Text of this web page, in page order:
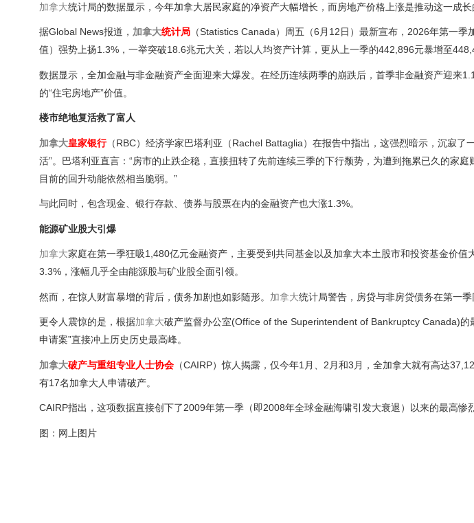
加拿大统计局的数据显示，今年加拿大居民家庭的净资产大幅增长，而房地产价格上涨是推动这一成长
据Global News报道， 加拿大统计局 （Statistics Canada）周五（6月12日）最新宣布，2026年第一
值）强势上扬1.3%，一举突破18.6兆元大关，若以人均资产计算，更从上一季的442,896元暴增至
数据显示，全加金融与非金融资产全面迎来大爆发。在经历连续两季的崩跌后，首季非金融资产迎来
的“住宅房地产”价值。
楼市绝地复活救了富人
加拿大皇家银行（RBC）经济学家巴塔利亚（Rachel Battaglia）在报告中指出，这强烈暗示，沉寂了
活”。巴塔利亚直言：“房市的止跌企稳，直接扭转了先前连续三季的下行颓势，为遭到拖累已久的家
目前的回升动能依然相当脆弱。”
与此同时，包含现金、银行存款、债券与股票在内的金融资产也大涨1.3%。
能源矿业股大引爆
加拿大家庭在第一季狂吸1,480亿元金融资产，主要受到共同基金以及加拿大本土股市和投资基金价值
3.3%，涨幅几乎全由能源股与矿业股全面引领。
然而，在惊人财富暴增的背后，债务加剧也如影随形。 加拿大统计局警告，房贷与非房贷债务在第一季
更令人震惊的是，根据加拿大破产监督办公室(Office of the Superintendent of Bankruptcy Canada)的
申请案”直接冲上历史历史最高峰。
加拿大破产与重组专业人士协会 （CAIRP）惊人揭露，仅今年1月、2月和3月，全加拿大就有高达
有17名加拿大人申请破产。
CAIRP指出，这项数据直接创下了2009年第一季（即2008年全球金融海啸引发大衰退）以来的最高惨
图：网上图片